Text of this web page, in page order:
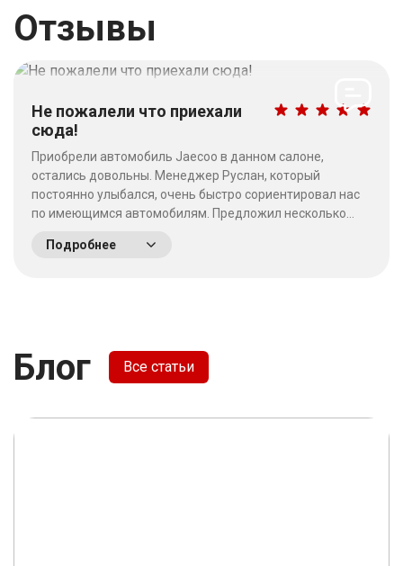
Отзывы
Не пожалели что приехали
сюда!
Приобрели автомобиль Jaecoo в данном салоне,
остались довольны. Менеджер Руслан, который
постоянно улыбался, очень быстро сориентировал нас
по имеющимся автомобилям. Предложил несколько
пожалели что приехали сюда! Качество работы на
Подробнее
Блог Все статьи